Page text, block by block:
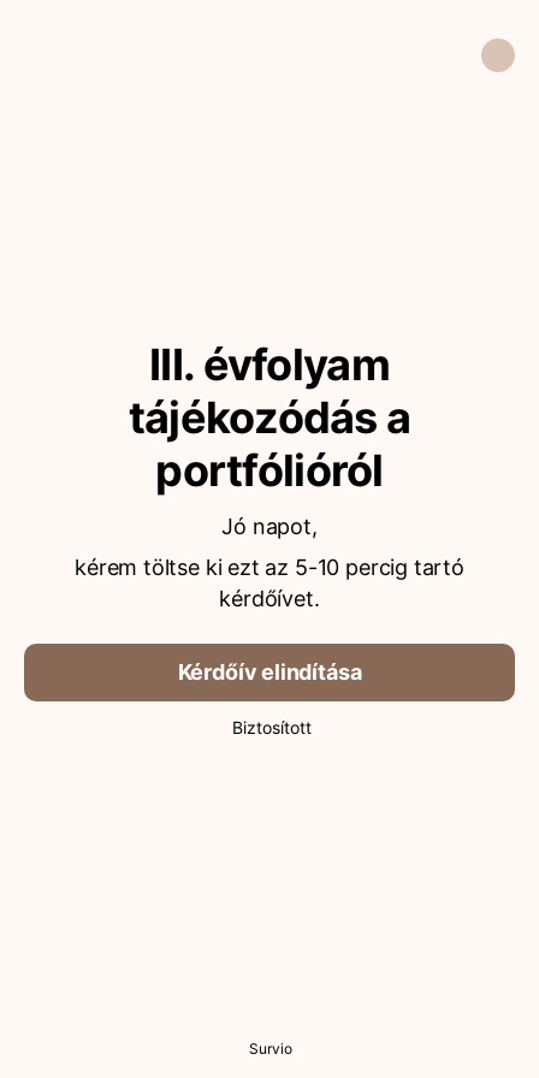
III. évfolyam
tájékozódás a
portfólióról
Jó napot,
kérem töltse ki ezt az 5-10 percig tartó
kérdőívet.
Kérdőív elindítása
Biztosított
Survio